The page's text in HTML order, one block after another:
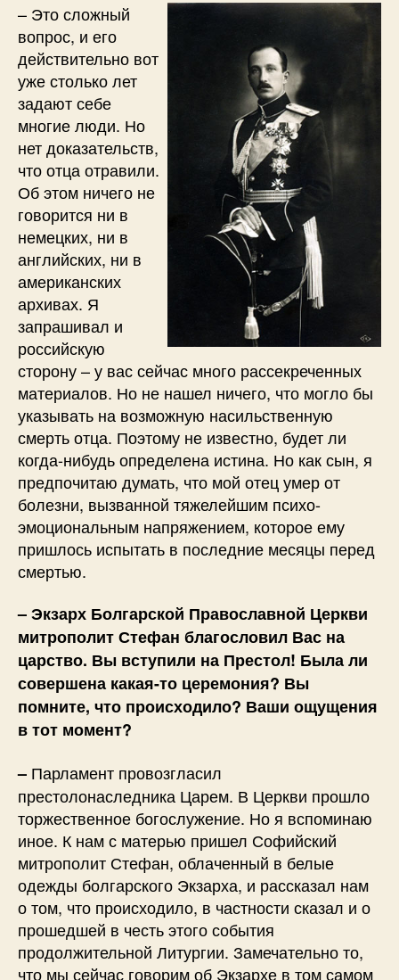
– Это сложный
вопрос, и его
действительно вот
уже столько лет
задают себе
многие люди. Но
нет доказательств,
что отца отравили.
Об этом ничего не
говорится ни в
немецких, ни в
английских, ни в
американских
архивах. Я
запрашивал и
российскую
сторону – у вас сейчас много рассекреченных
материалов. Но не нашел ничего, что могло бы
указывать на возможную насильственную
смерть отца. Поэтому не известно, будет ли
когда-нибудь определена истина. Но как сын, я
предпочитаю думать, что мой отец умер от
болезни, вызванной тяжелейшим психо-
эмоциональным напряжением, которое ему
пришлось испытать в последние месяцы перед
смертью.
– Экзарх Болгарской Православной Церкви
митрополит Стефан благословил Вас на
царство. Вы вступили на Престол! Была ли
совершена какая-то церемония? Вы
помните, что происходило? Ваши ощущения
в тот момент?
– Парламент провозгласил
престолонаследника Царем. В Церкви прошло
торжественное богослужение. Но я вспоминаю
иное. К нам с матерью пришел Софийский
митрополит Стефан, облаченный в белые
одежды болгарского Экзарха, и рассказал нам
о том, что происходило, в частности сказал и о
прошедшей в честь этого события
продолжительной Литургии. Замечательно то,
что мы сейчас говорим об Экзархе в том самом